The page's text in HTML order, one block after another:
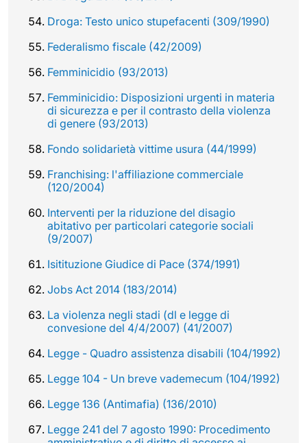
Droga: Testo unico stupefacenti (309/1990)
Federalismo fiscale (42/2009)
Femminicidio (93/2013)
Femminicidio: Disposizioni urgenti in materia
di sicurezza e per il contrasto della violenza
di genere (93/2013)
Fondo solidarietà vittime usura (44/1999)
Franchising: l'affiliazione commerciale
(120/2004)
Interventi per la riduzione del disagio
abitativo per particolari categorie sociali
(9/2007)
Isitituzione Giudice di Pace (374/1991)
Jobs Act 2014 (183/2014)
La violenza negli stadi (dl e legge di
convesione del 4/4/2007) (41/2007)
Legge - Quadro assistenza disabili (104/1992)
Legge 104 - Un breve vademecum (104/1992)
Legge 136 (Antimafia) (136/2010)
Legge 241 del 7 agosto 1990: Procedimento